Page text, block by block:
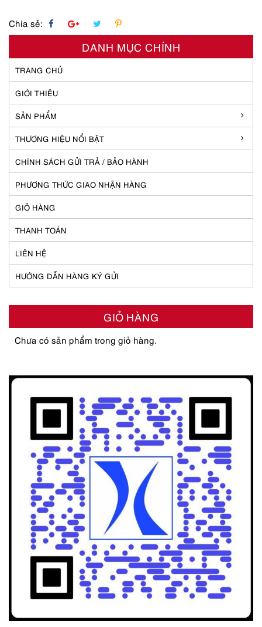
Chia sẻ:
DANH MỤC CHÍNH
TRANG CHỦ
GIỚI THIỆU
SẢN PHẨM
THƯƠNG HIỆU NỔI BẬT
CHÍNH SÁCH GỬI TRẢ / BẢO HÀNH
PHƯƠNG THỨC GIAO NHẬN HÀNG
GIỎ HÀNG
THANH TOÁN
LIÊN HỆ
HƯỚNG DẪN HÀNG KÝ GỬI
GIỎ HÀNG
Chưa có sản phẩm trong giỏ hàng.